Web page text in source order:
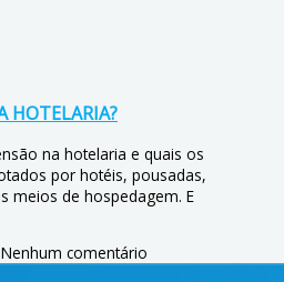
HOTELARIA?
na hotelaria e quais os
por hotéis, pousadas,
meios de hospedagem. E
Nenhum comentário